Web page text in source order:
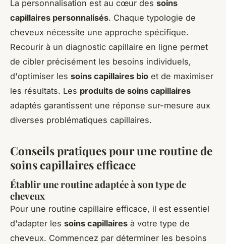
La personnalisation est au cœur des soins
capillaires personnalisés. Chaque typologie de
cheveux nécessite une approche spécifique.
Recourir à un diagnostic capillaire en ligne permet
de cibler précisément les besoins individuels,
d'optimiser les soins capillaires bio et de maximiser
les résultats. Les produits de soins capillaires
adaptés garantissent une réponse sur-mesure aux
diverses problématiques capillaires.
Conseils pratiques pour une routine de
soins capillaires efficace
Établir une routine adaptée à son type de
cheveux
Pour une routine capillaire efficace, il est essentiel
d'adapter les soins capillaires à votre type de
cheveux. Commencez par déterminer les besoins